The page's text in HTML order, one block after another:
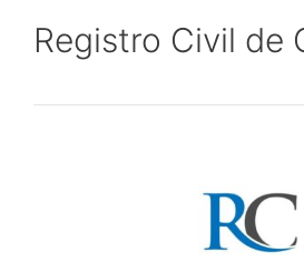
Registro Civil de